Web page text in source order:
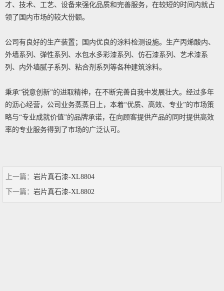
才、技术、工艺、设备来强化品质和完善服务，在较短的时间内就占
领了国内市场的较大份额。
公司有良好的生产装置；国内优良的涂料检测设施。生产丙烯酸内、
外墙系列、弹性系列、水包水多彩漆系列、仿石漆系列、艺术漆系
列、内外墙腻子系列、粘合剂系列等各种建筑涂料。
秉承“锐意创新”的进取精神，在不断完善自我中发展壮大。经过多年
的沥心经营，公司业务蒸蒸日上，本着“优质、高效、专业”的市场策
略与“专业成就价值”的品牌承诺，在向顾客提供产品的同时提供高效
率的专业服务得到了市场的广泛认可。
上一篇： 岩片真石漆-XL8804
下一篇： 岩片真石漆-XL8802